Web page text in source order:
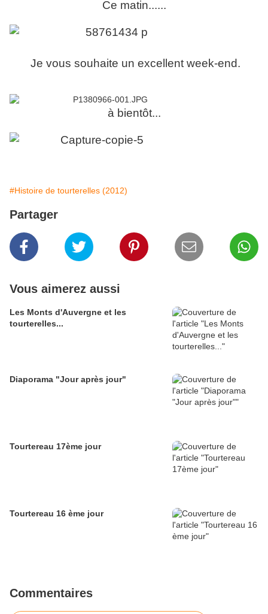
Ce matin......
Je vous souhaite un excellent week-end.
à bientôt...
#Histoire de tourterelles (2012)
Partager
Vous aimerez aussi
Les Monts d'Auvergne et les
tourterelles...
Diaporama "Jour après jour"
Tourtereau 17ème jour
Tourtereau 16 ème jour
Commentaires